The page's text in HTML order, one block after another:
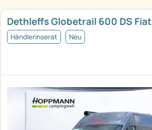
Dethleffs Globetrail 600 DS Fiat
Händlerinserat Neu